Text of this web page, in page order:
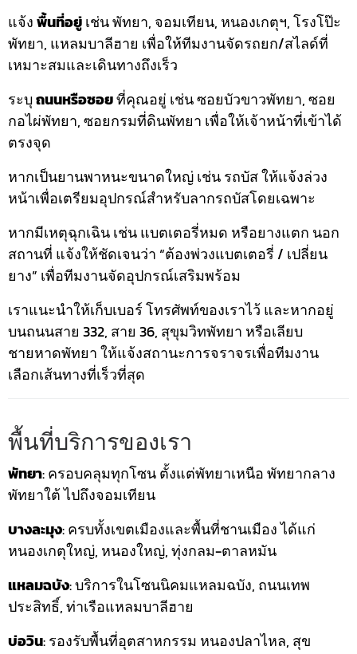
แจ้งพื้นที่อยู่เช่น พัทยา, จอมเทียน, หนองเกตุฯ, โรงโป๊ะ
พัทยา, แหลมบาลีฮาย เพื่อให้ทีมงานจัดรถยก/สไลด์ที่
เหมาะสมและเดินทางถึงเร็ว
ระบุถนนหรือซอยที่คุณอยู่ เช่น ซอยบัวขาวพัทยา, ซอย
กอไผ่พัทยา, ซอยกรมที่ดินพัทยา เพื่อให้เจ้าหน้าที่เข้าได้
ตรงจุด
หากเป็นยานพาหนะขนาดใหญ่ เช่น รถบัส ให้แจ้งล่วง
หน้าเพื่อเตรียมอุปกรณ์สำหรับลากรถบัสโดยเฉพาะ
หากมีเหตุฉุกเฉิน เช่น แบตเตอรี่หมด หรือยางแตก นอก
สถานที่ แจ้งให้ชัดเจนว่า “ต้องพ่วงแบตเตอรี่ / เปลี่ยน
ยาง” เพื่อทีมงานจัดอุปกรณ์เสริมพร้อม
เราแนะนำให้เก็บเบอร์ โทรศัพท์ของเราไว้ และหากอยู่
บนถนนสาย 332, สาย 36, สุขุมวิทพัทยา หรือเลียบ
ชายหาดพัทยา ให้แจ้งสถานะการจราจรเพื่อทีมงาน
เลือกเส้นทางที่เร็วที่สุด
พื้นที่บริการของเรา
พัทยา: ครอบคลุมทุกโซน ตั้งแต่พัทยาเหนือ พัทยากลาง
พัทยาใต้ ไปถึงจอมเทียน
บางละมุง: ครบทั้งเขตเมืองและพื้นที่ชานเมือง ได้แก่
หนองเกตุใหญ่, หนองใหญ่, ทุ่งกลม-ตาลหมัน
แหลมฉบัง: บริการในโซนนิคมแหลมฉบัง, ถนนเทพ
ประสิทธิ์, ท่าเรือแหลมบาลีฮาย
บ่อวิน: รองรับพื้นที่อุตสาหกรรม หนองปลาไหล, สุข